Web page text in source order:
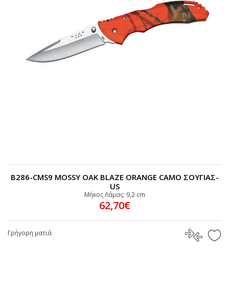
B286-CMS9 MOSSY OAK BLAZE ORANGE CAMO ΣΟΥΓΙΑΣ-
US
Μήκος Λάμας: 9,2 cm
62,70€
Γρήγορη ματιά